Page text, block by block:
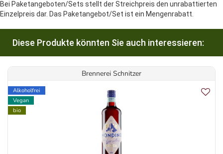
Bei Paketangeboten/Sets stellt der Streichpreis den unrabattierten
Einzelpreis dar. Das Paketangebot/Set ist ein Mengenrabatt.
Diese Produkte könnten Sie auch interessieren:
Brennerei Schnitzer
Alkoholfrei
Vegan
bio